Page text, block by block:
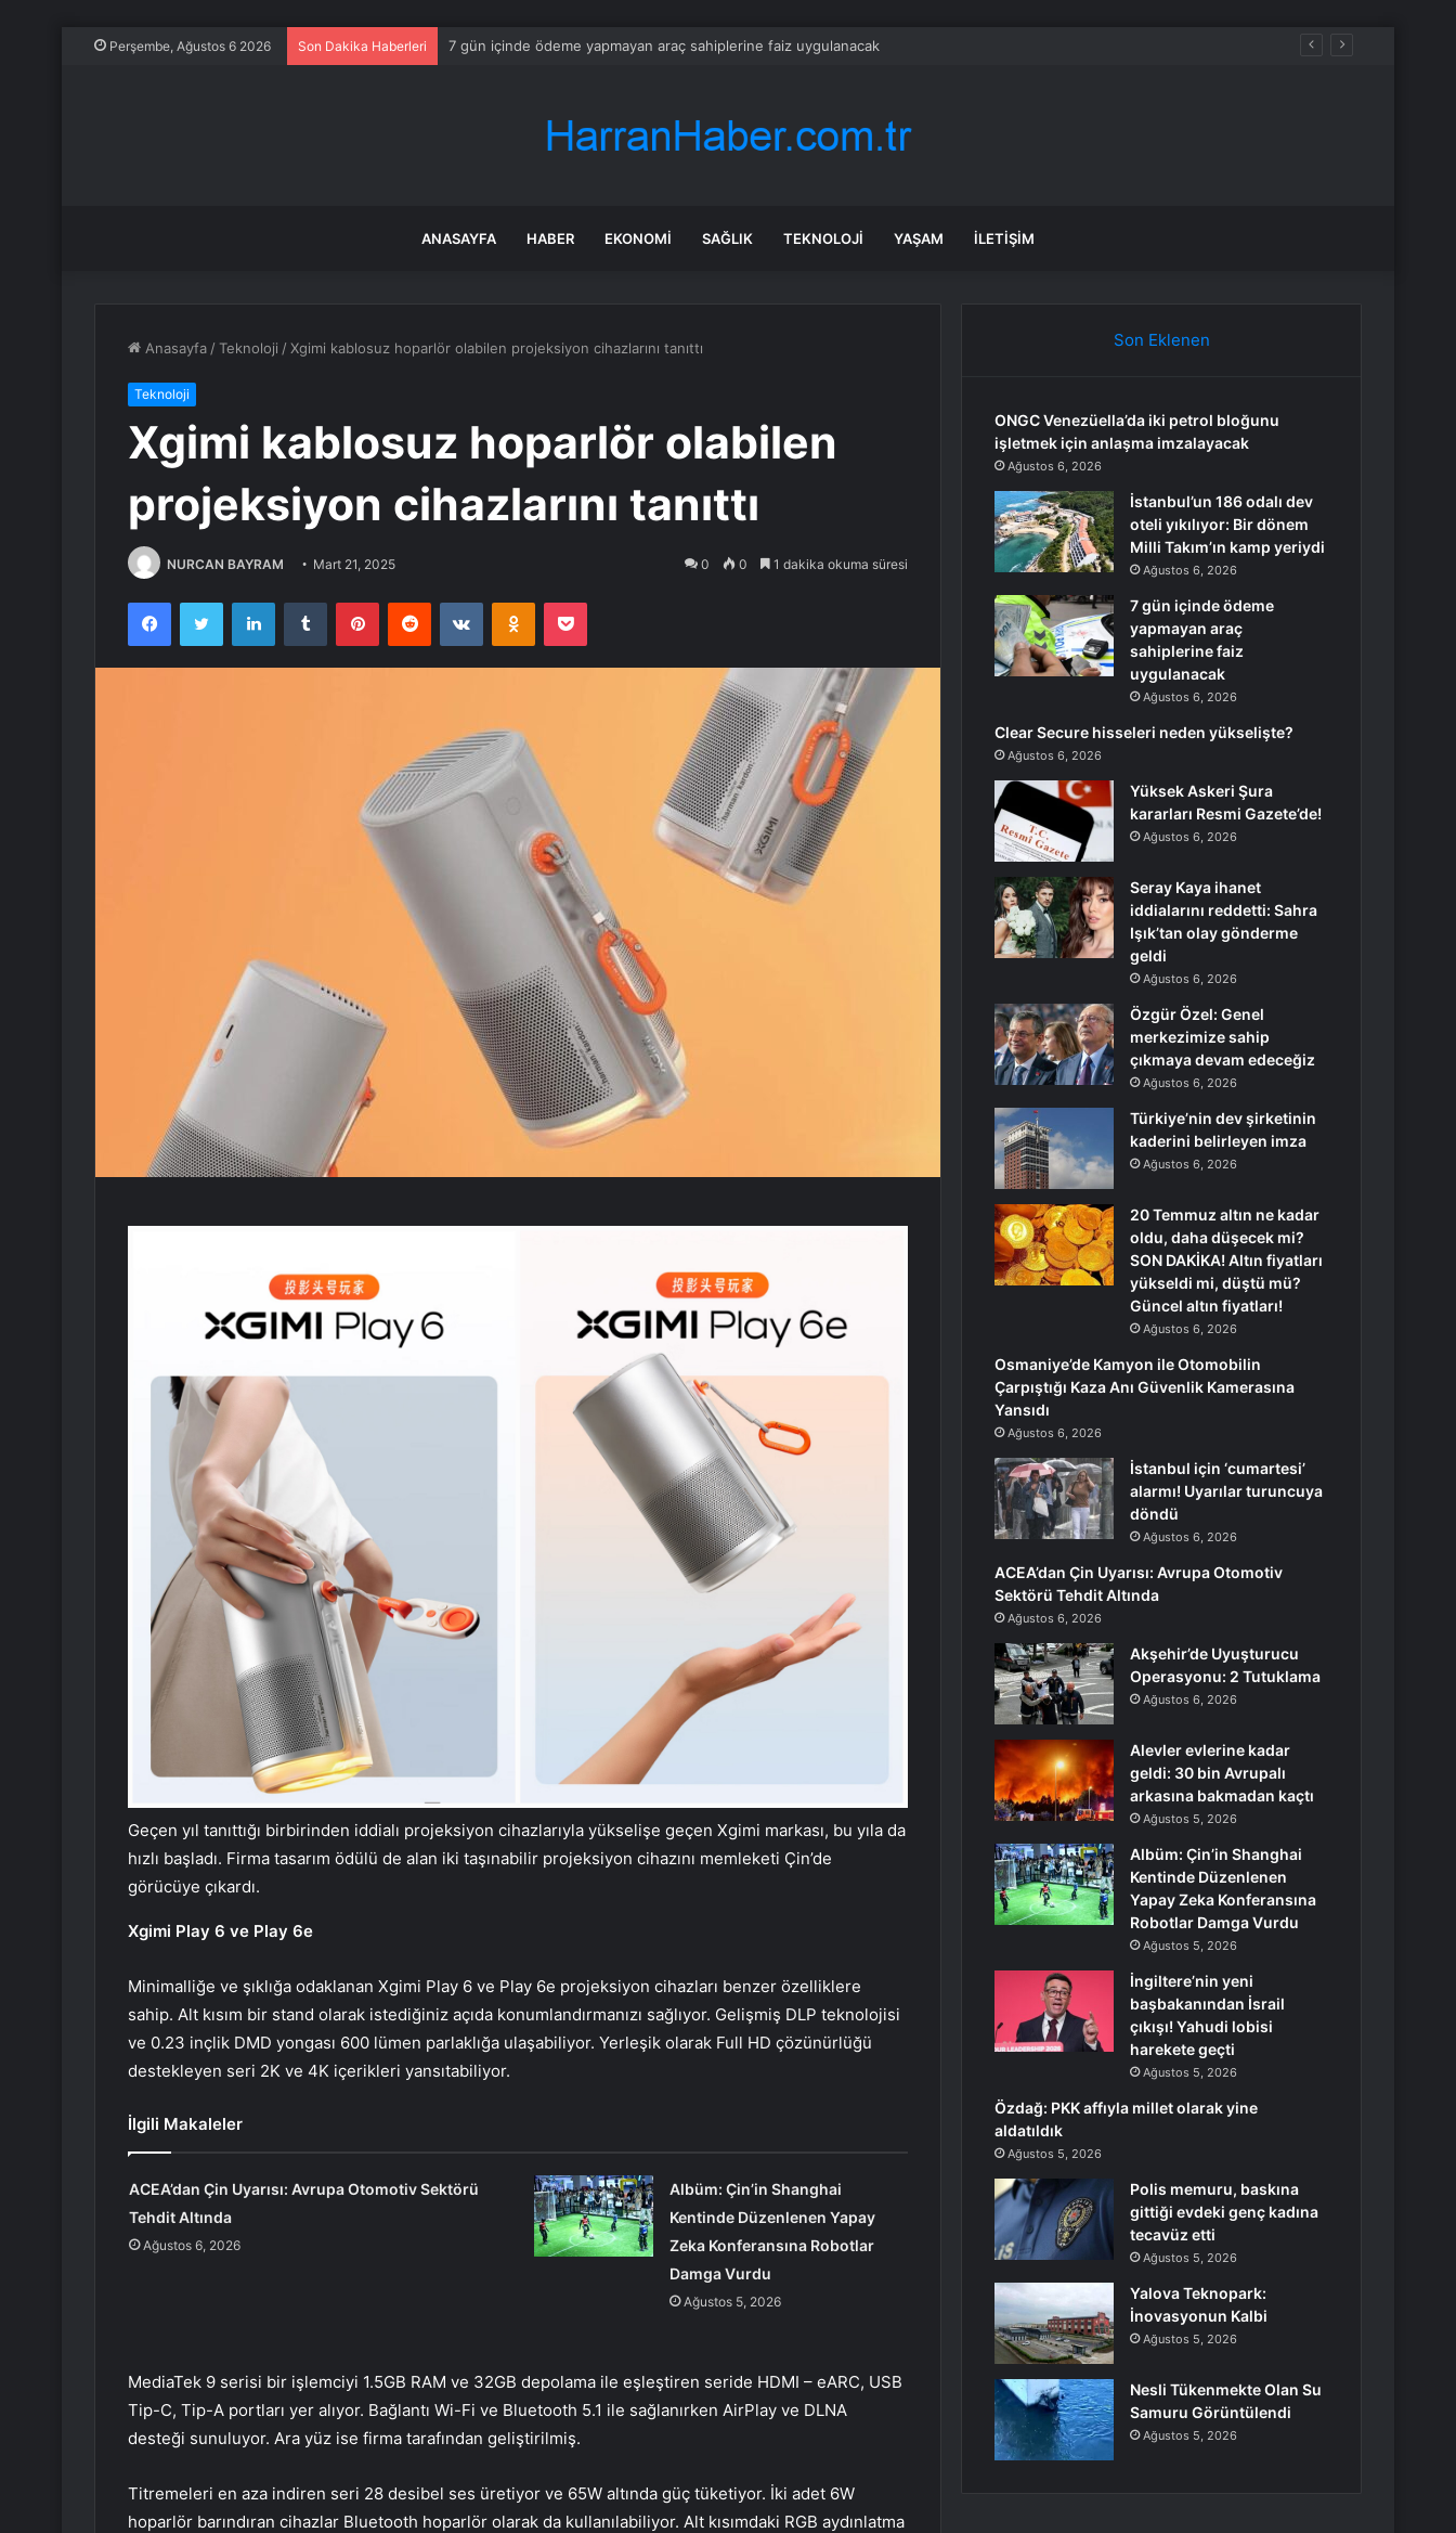
Perşembe, Ağustos 6 2026 Son Dakika Haberleri 7 gün içinde ödeme yapmayan araç sahiplerine faiz uygulanacak
ANASAYFA HABER EKONOMI SAĞLIK TEKNOLOJI YAŞAM İLETIŞIM
Anasayfa /Teknoloji /Xgimi kablosuz hoparlör olabilen projeksiyon cihazlarını tanıttı
Teknoloji
Xgimi kablosuz hoparlör olabilen
projeksiyon cihazlarını tanıttı
NURCAN BAYRAM Mart 21, 2025 0 0 1 dakika okuma süresi
FacebookTwitter LinkedInTumblr PinterestReddit VKontakteOdnoklassniki
Pocket
Geçen yıl tanıttığı birbirinden iddialı projeksiyon cihazlarıyla yükselişe geçen Xgimi markası, bu yıla da
hızlı başladı. Firma tasarım ödülü de alan iki taşınabilir projeksiyon cihazını memleketi Çin’de
görücüye çıkardı.
Xgimi Play 6 ve Play 6e
Minimalliğe ve şıklığa odaklanan Xgimi Play 6 ve Play 6e projeksiyon cihazları benzer özelliklere
sahip. Alt kısım bir stand olarak istediğiniz açıda konumlandırmanızı sağlıyor. Gelişmiş DLP teknolojisi
ve 0.23 inçlik DMD yongası 600 lümen parlaklığa ulaşabiliyor. Yerleşik olarak Full HD çözünürlüğü
destekleyen seri 2K ve 4K içerikleri yansıtabiliyor.
İlgili Makaleler
ACEA’dan Çin Uyarısı: Avrupa Otomotiv Sektörü
Tehdit Altında
Ağustos 6, 2026
Albüm: Çin’in Shanghai
Kentinde Düzenlenen Yapay
Zeka Konferansına Robotlar
Damga Vurdu
Ağustos 5, 2026
MediaTek 9 serisi bir işlemciyi 1.5GB RAM ve 32GB depolama ile eşleştiren seride HDMI – eARC, USB
Tip-C, Tip-A portları yer alıyor. Bağlantı Wi-Fi ve Bluetooth 5.1 ile sağlanırken AirPlay ve DLNA
desteği sunuluyor. Ara yüz ise firma tarafından geliştirilmiş.
Titremeleri en aza indiren seri 28 desibel ses üretiyor ve 65W altında güç tüketiyor. İki adet 6W
hoparlör barındıran cihazlar Bluetooth hoparlör olarak da kullanılabiliyor. Alt kısımdaki RGB aydınlatma
Son Eklenen
ONGC Venezüella’da iki petrol bloğunu
işletmek için anlaşma imzalayacak
Ağustos 6, 2026
İstanbul’un 186 odalı dev
oteli yıkılıyor: Bir dönem
Milli Takım’ın kamp yeriydi
Ağustos 6, 2026
7 gün içinde ödeme
yapmayan araç
sahiplerine faiz
uygulanacak
Ağustos 6, 2026
Clear Secure hisseleri neden yükselişte?
Ağustos 6, 2026
Yüksek Askeri Şura
kararları Resmi Gazete’de!
Ağustos 6, 2026
Seray Kaya ihanet
iddialarını reddetti: Sahra
Işık’tan olay gönderme
geldi
Ağustos 6, 2026
Özgür Özel: Genel
merkezimize sahip
çıkmaya devam edeceğiz
Ağustos 6, 2026
Türkiye’nin dev şirketinin
kaderini belirleyen imza
Ağustos 6, 2026
20 Temmuz altın ne kadar
oldu, daha düşecek mi?
SON DAKİKA! Altın fiyatları
yükseldi mi, düştü mü?
Güncel altın fiyatları!
Ağustos 6, 2026
Osmaniye’de Kamyon ile Otomobilin
Çarpıştığı Kaza Anı Güvenlik Kamerasına
Yansıdı
Ağustos 6, 2026
İstanbul için ‘cumartesi’
alarmı! Uyarılar turuncuya
döndü
Ağustos 6, 2026
ACEA’dan Çin Uyarısı: Avrupa Otomotiv
Sektörü Tehdit Altında
Ağustos 6, 2026
Akşehir’de Uyuşturucu
Operasyonu: 2 Tutuklama
Ağustos 6, 2026
Alevler evlerine kadar
geldi: 30 bin Avrupalı
arkasına bakmadan kaçtı
Ağustos 5, 2026
Albüm: Çin’in Shanghai
Kentinde Düzenlenen
Yapay Zeka Konferansına
Robotlar Damga Vurdu
Ağustos 5, 2026
İngiltere’nin yeni
başbakanından İsrail
çıkışı! Yahudi lobisi
harekete geçti
Ağustos 5, 2026
Özdağ: PKK affıyla millet olarak yine
aldatıldık
Ağustos 5, 2026
Polis memuru, baskına
gittiği evdeki genç kadına
tecavüz etti
Ağustos 5, 2026
Yalova Teknopark:
İnovasyonun Kalbi
Ağustos 5, 2026
Nesli Tükenmekte Olan Su
Samuru Görüntülendi
Ağustos 5, 2026